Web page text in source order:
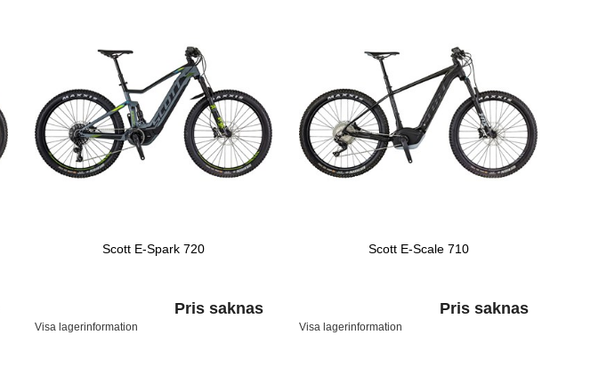
Scott E-Spark 720
Pris saknas
Visa lagerinformation
Scott E-Scale 710
Pris saknas
Visa lagerinformation